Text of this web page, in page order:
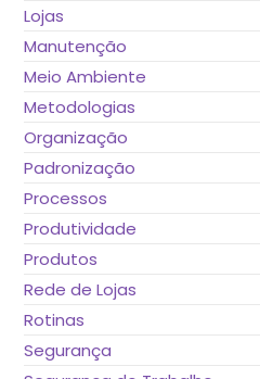
Lojas
Manutenção
Meio Ambiente
Metodologias
Organização
Padronização
Processos
Produtividade
Produtos
Rede de Lojas
Rotinas
Segurança